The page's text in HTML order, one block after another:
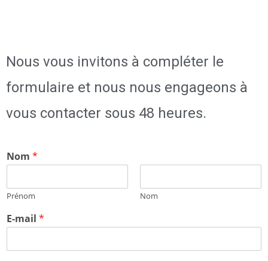
Nous vous invitons à compléter le
formulaire et nous nous engageons à
vous contacter sous 48 heures.
Nom *
Prénom Nom
E-mail *